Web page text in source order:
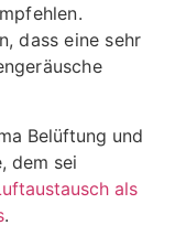
dass eine sehr
Belüftung und
dem sei
als
.